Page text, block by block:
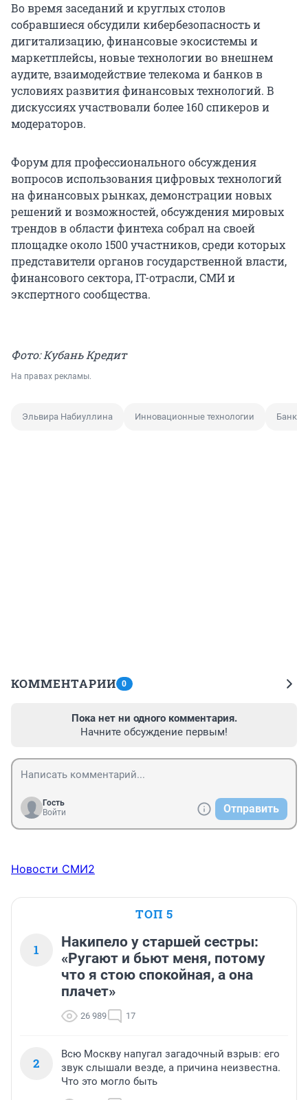
Во время заседаний и круглых столов
собравшиеся обсудили кибербезопасность и
дигитализацию, финансовые экосистемы и
маркетплейсы, новые технологии во внешнем
аудите, взаимодействие телекома и банков в
условиях развития финансовых технологий. В
дискуссиях участвовали более 160 спикеров и
модераторов.
Форум для профессионального обсуждения
вопросов использования цифровых технологий
на финансовых рынках, демонстрации новых
решений и возможностей, обсуждения мировых
трендов в области финтеха собрал на своей
площадке около 1500 участников, среди которых
представители органов государственной власти,
финансового сектора, IT-отрасли, СМИ и
экспертного сообщества.
Фото: Кубань Кредит
На правах рекламы.
Эльвира Набиуллина Инновационные технологии Банк
КОММЕНТАРИИ 0
Пока нет ни одного комментария.
Начните обсуждение первым!
Гость
Войти
Отправить
Новости СМИ2
ТОП 5
1
Накипело у старшей сестры:
«Ругают и бьют меня, потому
что я стою спокойная, а она
плачет»
26 989 17
2
Всю Москву напугал загадочный взрыв: его
звук слышали везде, а причина неизвестна.
Что это могло быть